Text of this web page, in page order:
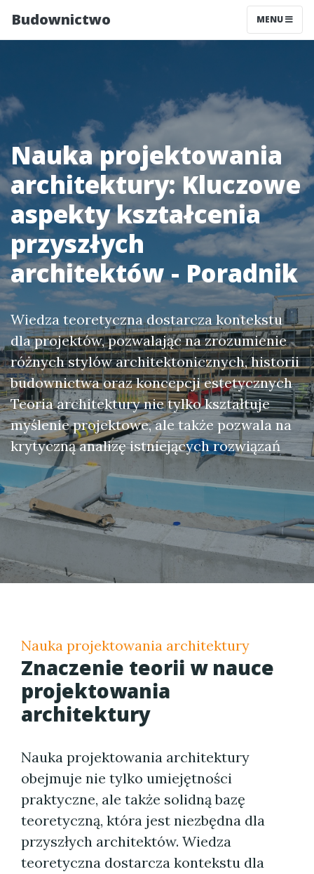
Budownictwo MENU
Nauka projektowania
architektury: Kluczowe
aspekty kształcenia
przyszłych
architektów - Poradnik
Wiedza teoretyczna dostarcza kontekstu
dla projektów, pozwalając na zrozumienie
różnych stylów architektonicznych, historii
budownictwa oraz koncepcji estetycznych
Teoria architektury nie tylko kształtuje
myślenie projektowe, ale także pozwala na
krytyczną analizę istniejących rozwiązań
Nauka projektowania architektury
Znaczenie teorii w nauce
projektowania
architektury
Nauka projektowania architektury
obejmuje nie tylko umiejętności
praktyczne, ale także solidną bazę
teoretyczną, która jest niezbędna dla
przyszłych architektów. Wiedza
teoretyczna dostarcza kontekstu dla